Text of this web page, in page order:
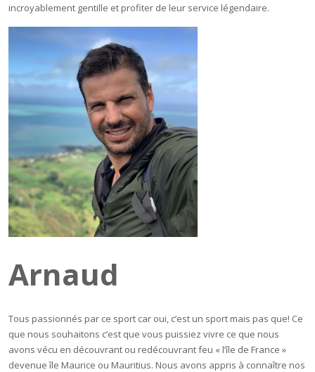
incroyablement gentille et profiter de leur service légendaire.
Arnaud
Tous passionnés par ce sport car oui, c’est un sport mais pas que! Ce
que nous souhaitons c’est que vous puissiez vivre ce que nous
avons vécu en découvrant ou redécouvrant feu « l’île de France »
devenue île Maurice ou Mauritius. Nous avons appris à connaître nos